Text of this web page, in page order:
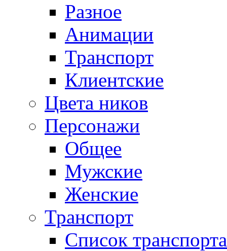
Разное
Анимации
Транспорт
Клиентские
Цвета ников
Персонажи
Общее
Мужские
Женские
Транспорт
Список транспорта